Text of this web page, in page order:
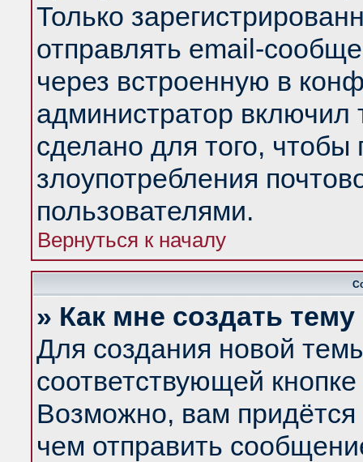
Только
отправлять email-
через встроенную в
администратор
сделано для того, чтобы
злоупотребления
пользователями.
Вернуться к началу
» Как мне создать
Для создания новой
соответствующей
Возможно, вам придётся
чем отправить